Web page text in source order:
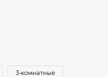
3‑комнатные